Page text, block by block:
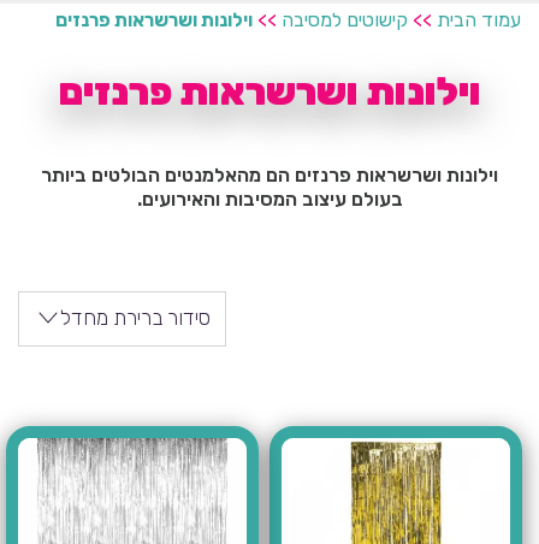
עמוד הבית >> קישוטים למסיבה >> וילונות ושרשראות פרנזים
וילונות ושרשראות פרנזים
וילונות ושרשראות פרנזים הם מהאלמנטים הבולטים ביותר
בעולם עיצוב המסיבות והאירועים.
סידור ברירת מחדל